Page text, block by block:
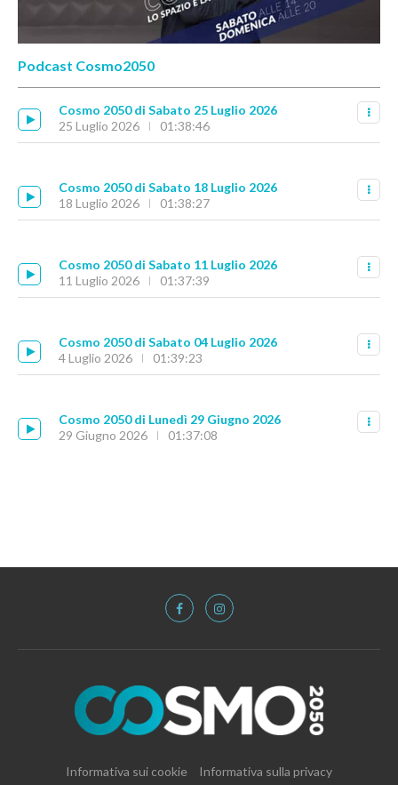
Podcast Cosmo2050
Cosmo 2050 di Sabato 25 Luglio 2026
25 Luglio 2026
01:38:46
Cosmo 2050 di Sabato 18 Luglio 2026
18 Luglio 2026
01:38:27
Cosmo 2050 di Sabato 11 Luglio 2026
11 Luglio 2026
01:37:39
Cosmo 2050 di Sabato 04 Luglio 2026
4 Luglio 2026
01:39:23
Cosmo 2050 di Lunedì 29 Giugno 2026
29 Giugno 2026
01:37:08
Informativa sui cookie
Informativa sulla privacy